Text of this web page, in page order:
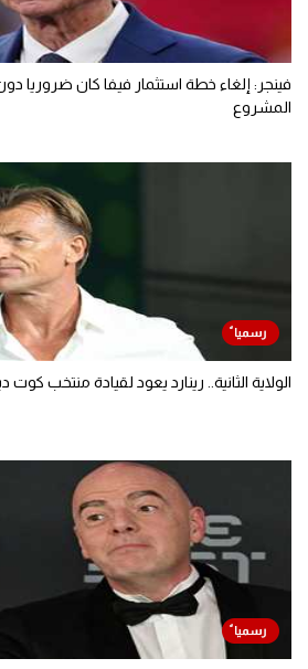
فينجر: إلغاء خطة استثمار فيفا كان ضروريا
المشروع
الولاية الثانية.. رينارد يعود لقيادة منتخب كوت